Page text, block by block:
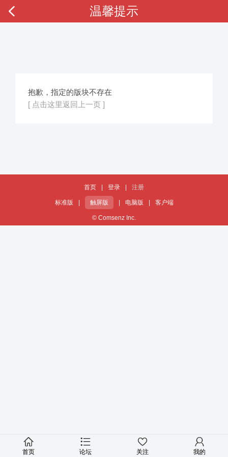
温馨提示
抱歉，指定的版块不存在
[ 点击这里返回上一页 ]
首页 登录 注册
标准版 触屏版 电脑版 客户端
© Comsenz Inc.
首页 论坛 关注 我的